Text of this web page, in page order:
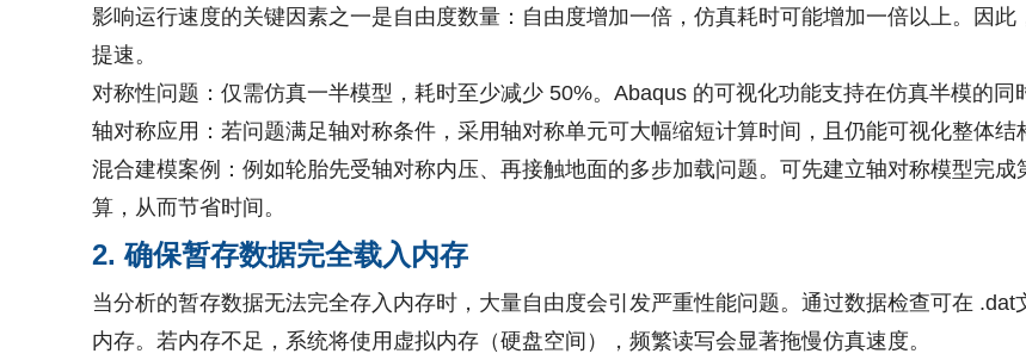
影响运行速度的关键因素之一是自由度数量：自由度增加一倍，仿真耗时可能增加一倍以上。因
提速。
对称性问题：仅需仿真一半模型，耗时至少减少 50%。Abaqus 的可视化功能支持在仿真半模的同
轴对称应用：若问题满足轴对称条件，采用轴对称单元可大幅缩短计算时间，且仍能可视化整体结
混合建模案例：例如轮胎先受轴对称内压、再接触地面的多步加载问题。可先建立轴对称模型完
算，从而节省时间。
2. 确保暂存数据完全载入内存​
当分析的暂存数据无法完全存入内存时，大量自由度会引发严重性能问题。通过数据检查可在
内存。若内存不足，系统将使用虚拟内存（硬盘空间），频繁读写会显著拖慢仿真速度。